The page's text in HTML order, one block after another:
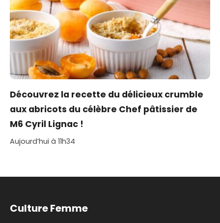
Découvrez la recette du délicieux crumble
aux abricots du célèbre Chef pâtissier de
M6 Cyril Lignac !
Aujourd’hui à 11h34
Culture Femme